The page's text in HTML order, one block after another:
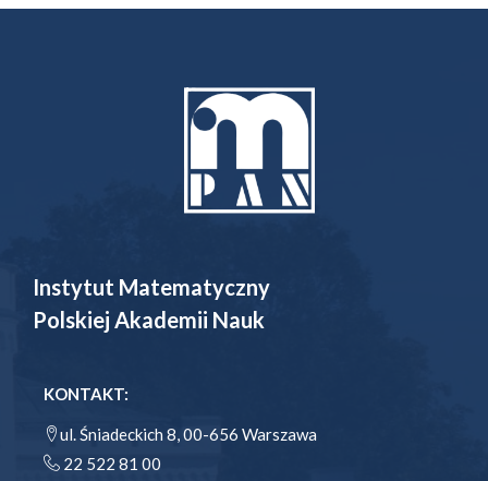
Instytut Matematyczny
Polskiej Akademii Nauk
KONTAKT:
ul. Śniadeckich 8, 00-656 Warszawa
22 522 81 00